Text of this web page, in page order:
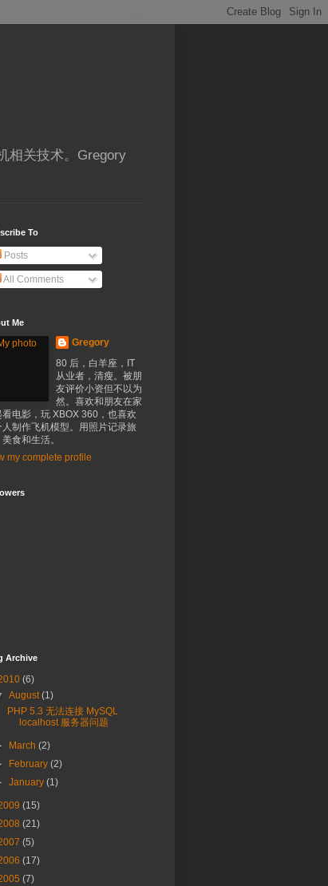
相关技术。Gregory
To
Posts
All Comments
Me
Gregory
80 后，白羊座，IT
从业者，清瘦。被朋
友评价小资但不以为
然。喜欢和朋友在家
看电影，玩 XBOX 360，也喜欢
人制作飞机模型。用照片记录旅
食和生活。
my complete profile
Archive
(6)
August(1)
PHP 5.3 无法连接 MySQL
localhost 服务器问题
March(2)
February(2)
January(1)
(15)
(21)
(5)
(17)
(7)